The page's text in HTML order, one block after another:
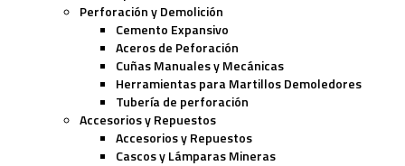
Perforación y Demolición
Cemento Expansivo
Aceros de Peforación
Cuñas Manuales y Mecánicas
Herramientas para Martillos Demoledores
Tubería de perforación
Accesorios y Repuestos
Accesorios y Repuestos
Cascos y Lámparas Mineras